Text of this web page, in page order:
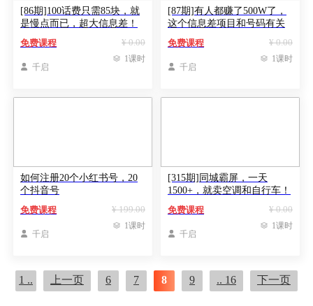
[86期]100话费只需85块，就
是慢点而已，超大信息差！
¥ 0.00
免费课程
 千启
 1课时
[87期]有人都赚了500W了，
这个信息差项目和号码有关
¥ 0.00
免费课程
 千启
 1课时
如何注册20个小红书号，20
个抖音号
¥ 199.00
免费课程
 千启
 1课时
[315期]同城霸屏，一天
1500+，就卖空调和自行车！
¥ 0.00
免费课程
 千启
 1课时
1 .. 上一页 6 7 8 9 .. 16 下一页